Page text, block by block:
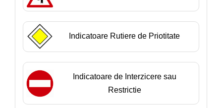
Indicatoare Rutiere de Priotitate
Indicatoare de Interzicere sau
Restrictie